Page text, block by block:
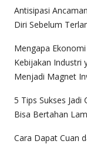
Antisipasi
Diri Sebelum
Mengapa Ekonomi
Kebijakan Industri
Menjadi Magnet
5 Tips Sukses
Bisa Bertahan
Cara Dapat Cuan